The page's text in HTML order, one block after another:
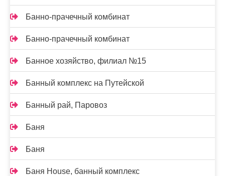
Банно-прачечный комбинат
Банно-прачечный комбинат
Банное хозяйство, филиал №15
Банный комплекс на Путейской
Банный рай, Паровоз
Баня
Баня
Баня House, банный комплекс